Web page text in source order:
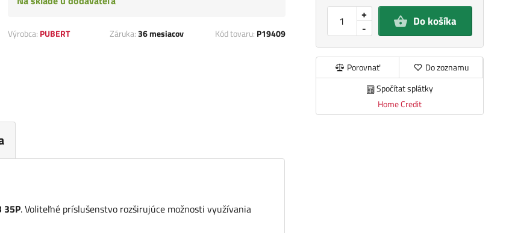
-
+ Do košíka
Porovnať
Do zoznamu
Spočítat splátky
Home Credit
Výrobca: PUBERT Záruka:36 mesiacov Kód tovaru: P19409
35P. Voliteľné príslušenstvo rozširujúce možnosti využívania